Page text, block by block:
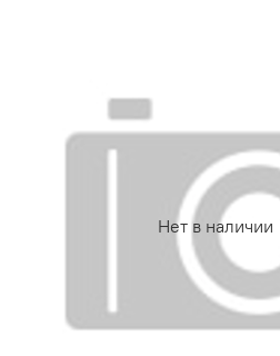
Нет в наличии